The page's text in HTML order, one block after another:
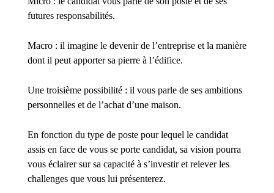
futures responsabilités.
Macro : il imagine le devenir de l’entreprise et la manière
dont il peut apporter sa pierre à l’édifice.
Une troisième possibilité : il vous parle de ses ambitions
personnelles et de l’achat d’une maison.
En fonction du type de poste pour lequel le candidat
assis en face de vous se porte candidat, sa vision pourra
vous éclairer sur sa capacité à s’investir et relever les
challenges que vous lui présenterez.